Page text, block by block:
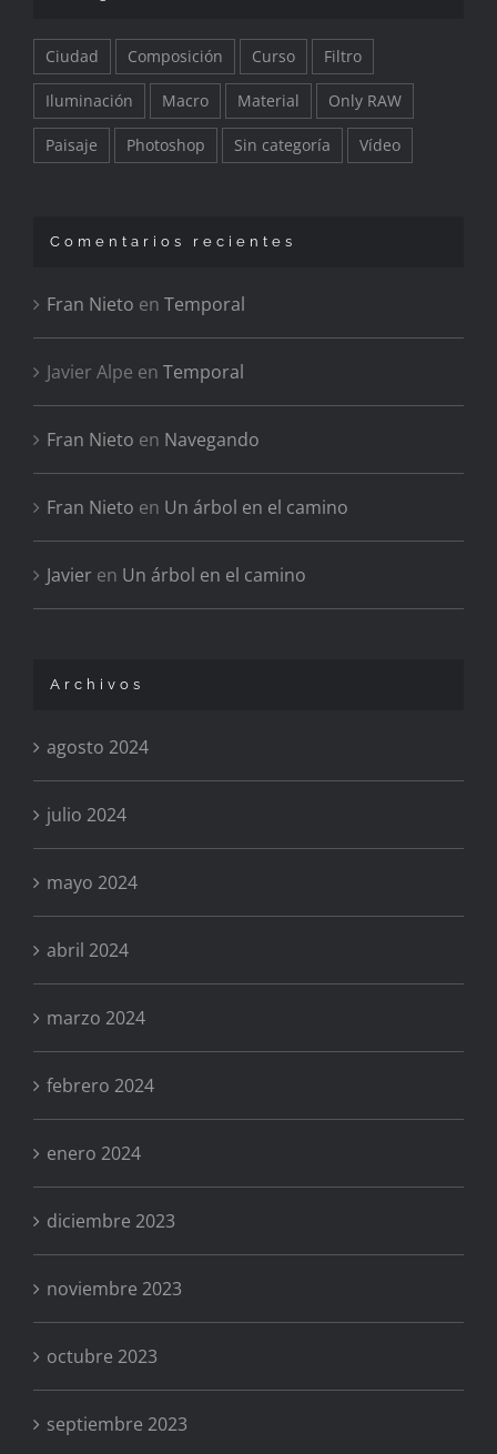
Ciudad Composición Curso Filtro
Iluminación Macro Material Only RAW
Paisaje Photoshop Sin categoría Vídeo
Comentarios recientes
Fran Nieto en Temporal
Javier Alpe en Temporal
Fran Nieto en Navegando
Fran Nieto en Un árbol en el camino
Javier en Un árbol en el camino
Archivos
agosto 2024
julio 2024
mayo 2024
abril 2024
marzo 2024
febrero 2024
enero 2024
diciembre 2023
noviembre 2023
octubre 2023
septiembre 2023